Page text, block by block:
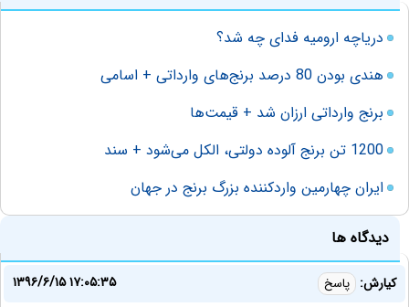
دریاچه ارومیه فدای چه شد؟
هندی‌ بودن 80 درصد برنج‌های وارداتی + اسامی
برنج وارداتی ارزان شد + قیمت‌ها
1200 تن برنج آلوده دولتی، الکل می‌شود + سند
‌ایران چهارمین واردکننده بزرگ برنج در جهان
دیدگاه ها
کیارش: پاسخ
۱۳۹۶/۶/۱۵ ۱۷:۰۵:۳۵